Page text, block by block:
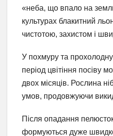
«неба, що впало на
культурах блакитний
чистотою, захистом і
У похмуру та
період цвітіння посіву
двох місяців. Рослина
умов, продовжуючи
Після опадання
формуються дуже